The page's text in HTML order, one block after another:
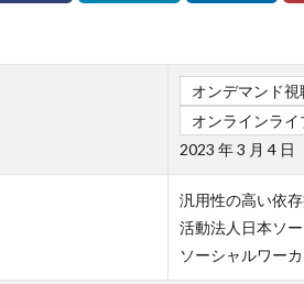
オンデマンド視
オンラインライ
2023 年 3 月 4 日
汎用性の高い依
活動法人日本ソ
ソーシャルワー